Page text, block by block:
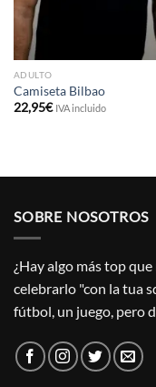
ADULTO
Camiseta Bilbao
22,95€ IVA incluido
SOBRE NOSOTROS
¿Hay algo más top
celebrarlo "con la tua
fútbol, un juego, pero